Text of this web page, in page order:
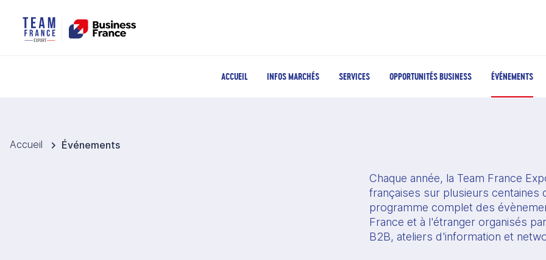
ACCUEIL INFOS MARCHÉS SERVICES OPPORTUNITÉS BUSINESS ÉVÉNEMENTS
Accueil Événements
Chaque année, la Team France
françaises sur plusieurs centaines
programme complet des
France et à l'étranger organisés
B2B, ateliers d'information et